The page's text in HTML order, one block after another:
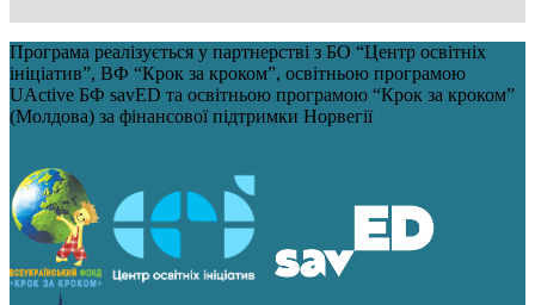
Програма реалізується у партнерстві з БО “Центр освітніх
ініціатив”, ВФ “Крок за кроком”, освітньою програмою
UActive БФ savED та освітньою програмою “Крок за кроком”
(Молдова) за фінансової підтримки Норвегії